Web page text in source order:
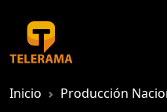
Inicio Producción